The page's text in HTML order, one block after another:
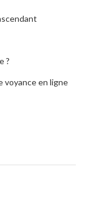
?
voyance en ligne